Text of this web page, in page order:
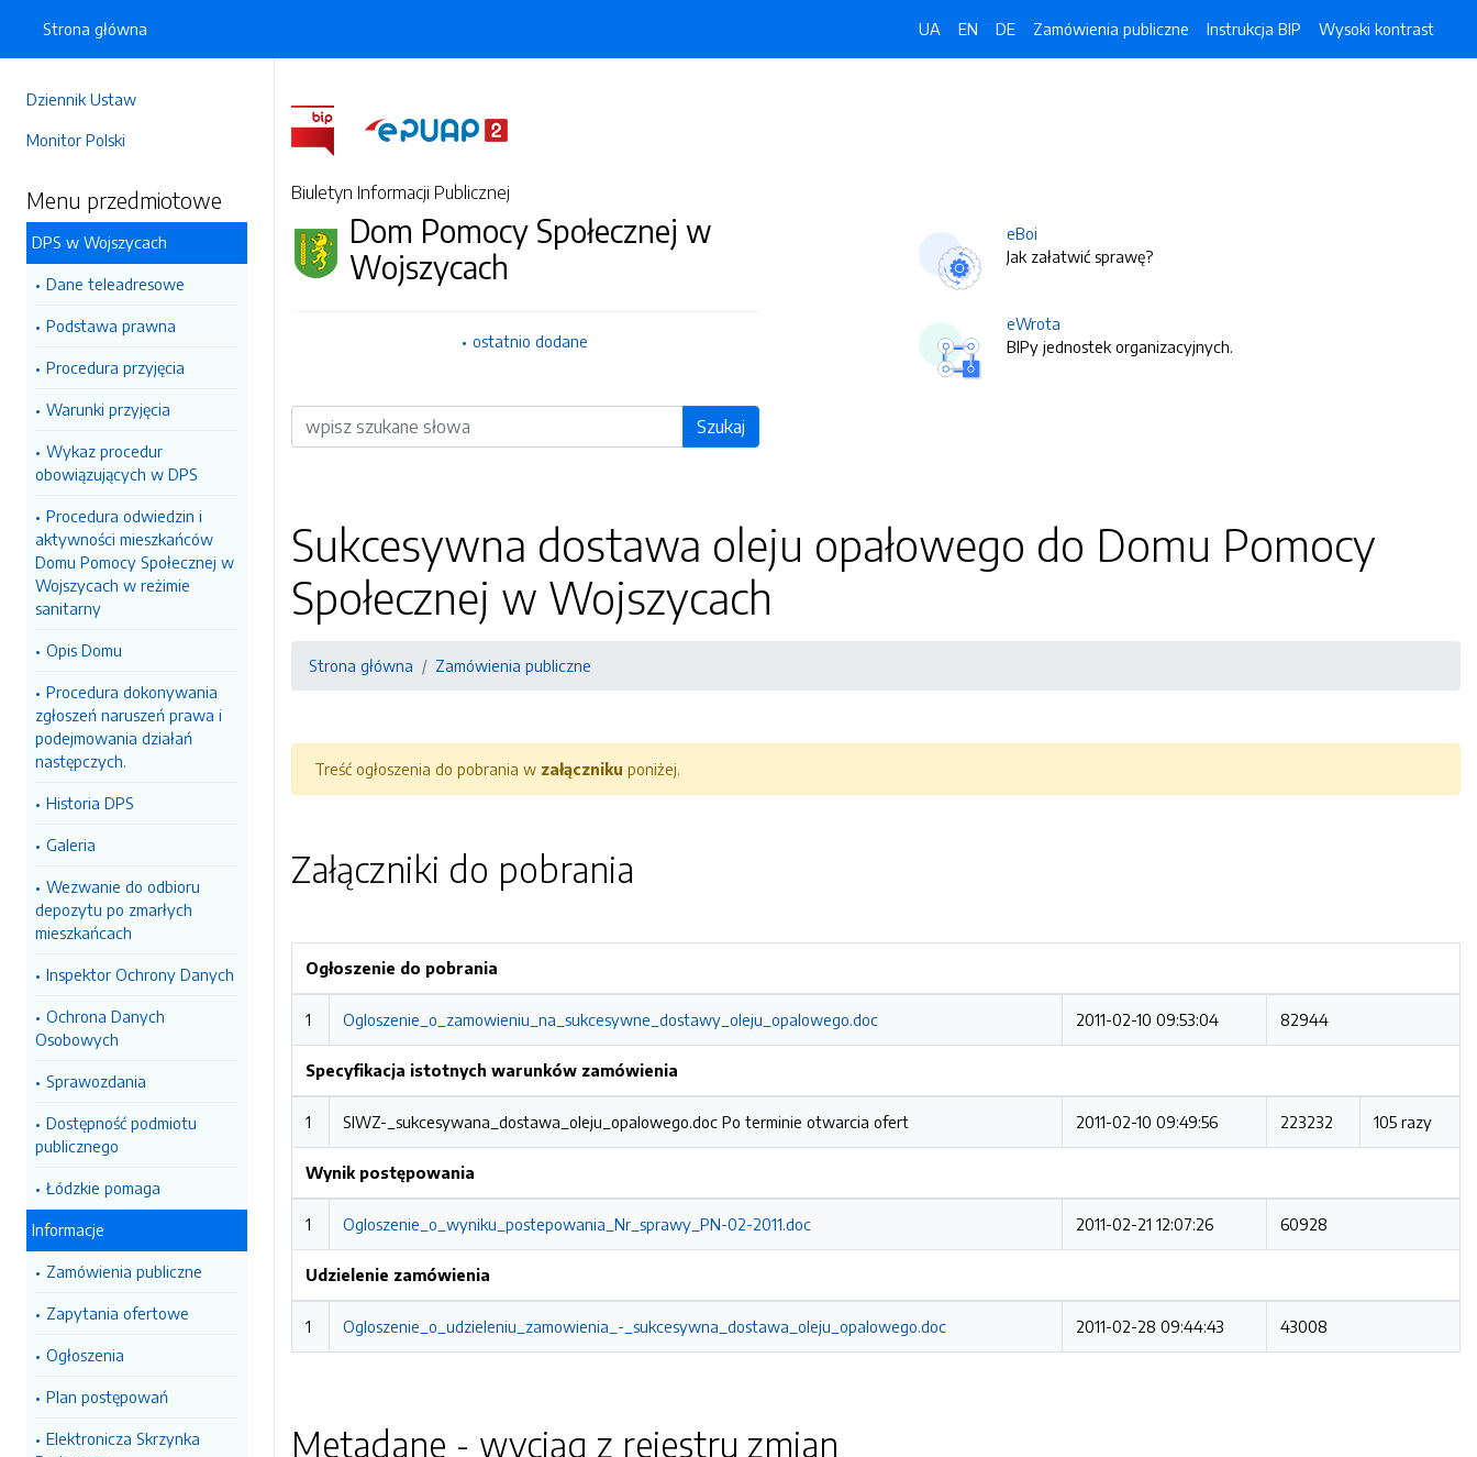
Dziennik Ustaw
Monitor Polski
Menu przedmiotowe
DPS w Wojszycach
Dane teleadresowe
Podstawa prawna
Procedura przyjęcia
Warunki przyjęcia
Wykaz procedur
obowiązujących w DPS
Procedura odwiedzin i
aktywności mieszkańców
Domu Pomocy Społecznej w
Wojszycach w reżimie
sanitarny
Opis Domu
Procedura dokonywania
zgłoszeń naruszeń prawa i
podejmowania działań
następczych.
Historia DPS
Galeria
Wezwanie do odbioru
depozytu po zmarłych
mieszkańcach
Inspektor Ochrony Danych
Ochrona Danych
Osobowych
Sprawozdania
Dostępność podmiotu
publicznego
Łódzkie pomaga
Informacje
Zamówienia publiczne
Zapytania ofertowe
Ogłoszenia
Plan postępowań
Elektronicza Skrzynka
Strona główna UA EN DE Zamówienia publiczne Instrukcja BIP Wysoki kontrast
Biuletyn Informacji Publicznej
Dom Pomocy Społecznej w
Wojszycach
ostatnio dodane
Wyszukiwarka Szukaj
eBoi
Jak załatwić sprawę?
eWrota
BIPy jednostek organizacyjnych.
Sukcesywna dostawa oleju opałowego do Domu Pomocy
Społecznej w Wojszycach
Strona główna Zamówienia publiczne
Treść ogłoszenia do pobrania w załączniku poniżej.
Załączniki do pobrania
Ogłoszenie do pobrania
1 Ogloszenie_o_zamowieniu_na_sukcesywne_dostawy_oleju_opalowego.doc 2011-02-10 09:53:04 82944
Specyfikacja istotnych warunków zamówienia
1 SIWZ-_sukcesywana_dostawa_oleju_opalowego.doc Po terminie otwarcia ofert 2011-02-10 09:49:56 223232 105 razy
Wynik postępowania
1 Ogloszenie_o_wyniku_postepowania_Nr_sprawy_PN-02-2011.doc 2011-02-21 12:07:26 60928
Udzielenie zamówienia
1 Ogloszenie_o_udzieleniu_zamowienia_-_sukcesywna_dostawa_oleju_opalowego.doc 2011-02-28 09:44:43 43008
Metadane - wyciąg z rejestru zmian